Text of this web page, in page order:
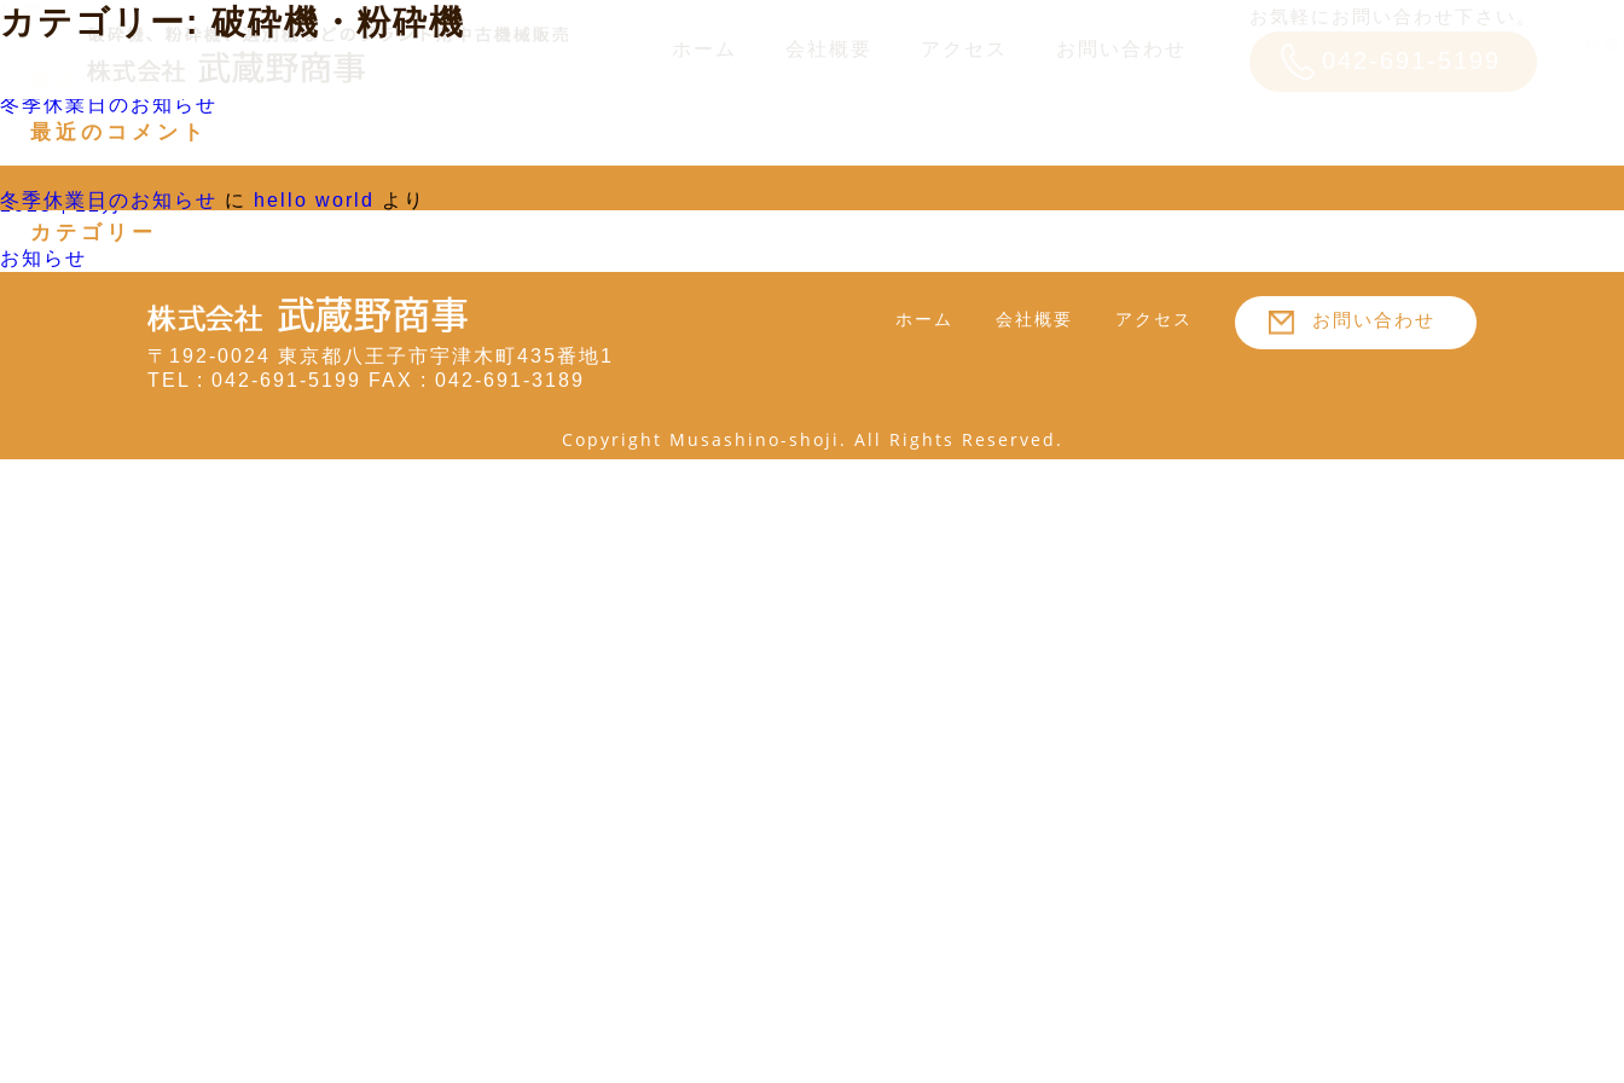
ホーム 会社概要 アクセス お問い合わせ
お気軽にお問い合わせ下さい。
カテゴリー:破砕機・粉砕機
検索
最近の投稿
冬季休業日のお知らせ
最近のコメント
冬季休業日のお知らせ に hello world より
2025年12月
カテゴリー
お知らせ
〒192-0024 東京都八王子市宇津木町435番地1
TEL : 042-691-5199 FAX : 042-691-3189
ホーム 会社概要 アクセス お問い合わせ
Copyright Musashino-shoji. All Rights Reserved.